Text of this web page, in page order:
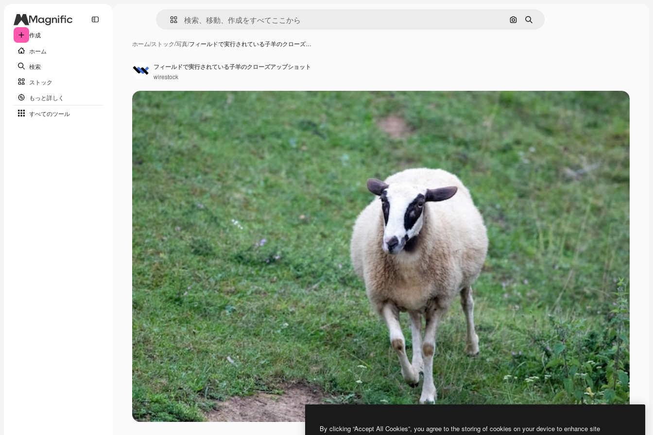
作成
ホーム
検索
ストック
もっと詳しく
すべてのツール
画像で検索
検索
ホーム/ストック/写真/フィールドで実行されている子羊のクローズ…
フィールドで実行されている子羊のクローズアップショット
wirestock
By clicking “Accept All Cookies”, you agree to the storing of cookies on your device to enhance site